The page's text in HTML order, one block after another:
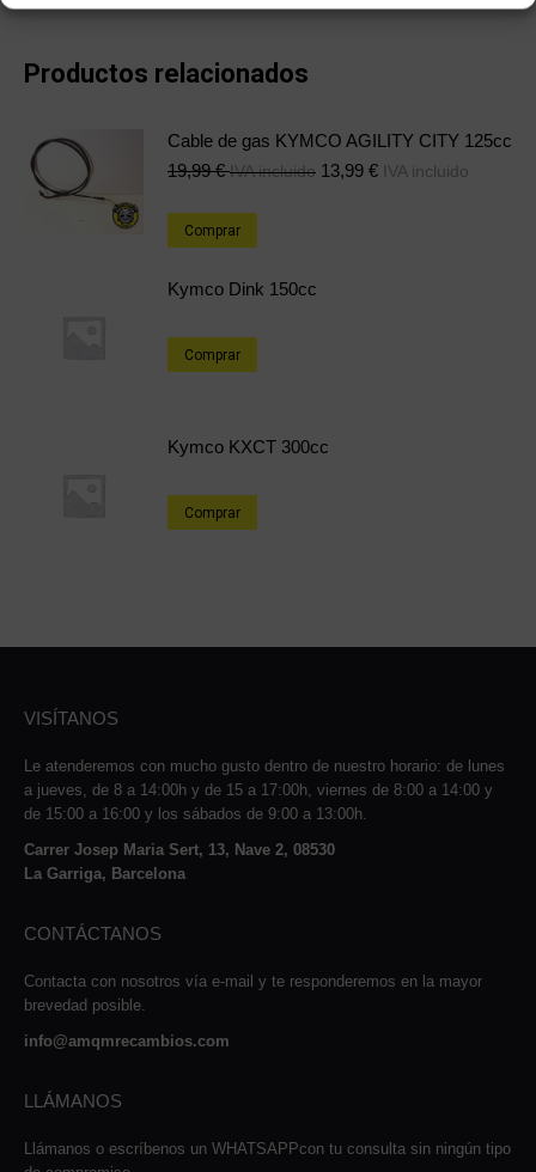
Productos relacionados
Cable de gas KYMCO AGILITY CITY 125cc
19,99€ IVA incluido 13,99 € IVA incluido
Comprar
Kymco Dink 150cc
Comprar
Kymco KXCT 300cc
Comprar
VISÍTANOS
Le atenderemos con mucho gusto dentro de nuestro horario: de lunes
a jueves, de 8 a 14:00h y de 15 a 17:00h, viernes de 8:00 a 14:00 y
de 15:00 a 16:00 y los sábados de 9:00 a 13:00h.
Carrer Josep Maria Sert, 13, Nave 2, 08530
La Garriga, Barcelona
CONTÁCTANOS
Contacta con nosotros vía e-mail y te responderemos en la mayor
brevedad posible.
info@amqmrecambios.com
LLÁMANOS
Llámanos o escríbenos un WHATSAPPcon tu consulta sin ningún tipo